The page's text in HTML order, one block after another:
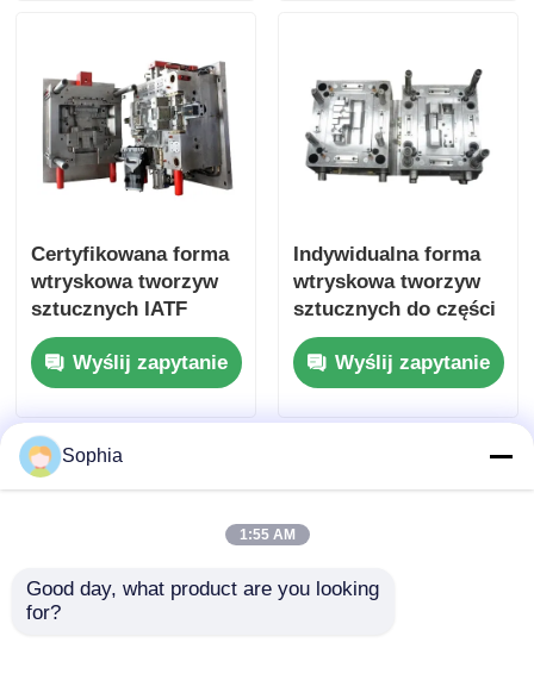
Wtryskiwanie w formach w wysokiej temperaturze
Odkręcanie formy
Formy do sprzętu gospodarstwa domowego
Formularz biegów
Formowanie wtryskowe metodą overmoldingu
Certyfikowana forma
wtryskowa tworzyw
sztucznych IATF
16949 do trwałych
części
samochodowych z
niestandardowymi
podstawami form
Wyślij zapytanie
Indywidualna forma
wtryskowa tworzyw
sztucznych do części
samochodowych o
tonażu maszyny 1100
ton i certyfikacji ISO
9001:2008
Wyślij zapytanie
Sophia
1:55 AM
Good day, what product are you looking
for?